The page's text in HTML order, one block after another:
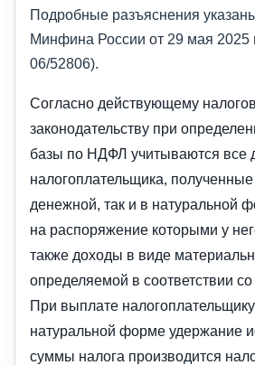
Подробные разъяснения
Минфина России от 29 мая 2025
06/52806).
Согласно действующему
законодательству при
базы по НДФЛ учитываются все
налогоплательщика, полученные
денежной, так и в натуральной
на распоряжение которыми у
также доходы в виде
определяемой в соответствии со
При выплате
натуральной форме удержание
суммы налога производится